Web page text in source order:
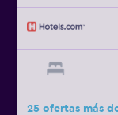
25 ofertas más